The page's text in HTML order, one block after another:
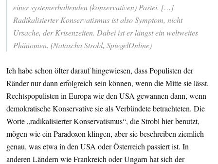
einer systemerhaltenden (konservativen) Partei. […]
Radikalisierter Konservatismus ist also Symptom, nicht
Ursache, der Krisenzeiten. Dabei ist er längst ein weltweites
Phänomen. (Natascha Strobl, SpiegelOnline)
Ich habe schon öfter darauf hingewiesen, dass Populisten der
Ränder nur dann erfolgreich sein können, wenn die Mitte sie lässt.
Rechtspopulisten in Europa wie den USA gewannen dann, wenn
demokratische Konservative sie als Verbündete betrachteten. Die
Worte „radikalisierter Konservatismus“, die Strobl hier benutzt,
mögen wie ein Paradoxon klingen, aber sie beschreiben ziemlich
genau, was etwa in den USA oder Österreich passiert ist. In
anderen Ländern wie Frankreich oder Ungarn hat sich der